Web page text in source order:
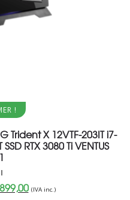
!
Trident X 12VTF-203IT i7-
RTX 3080 Ti VENTUS
Il
prezzo
(IVA inc.)